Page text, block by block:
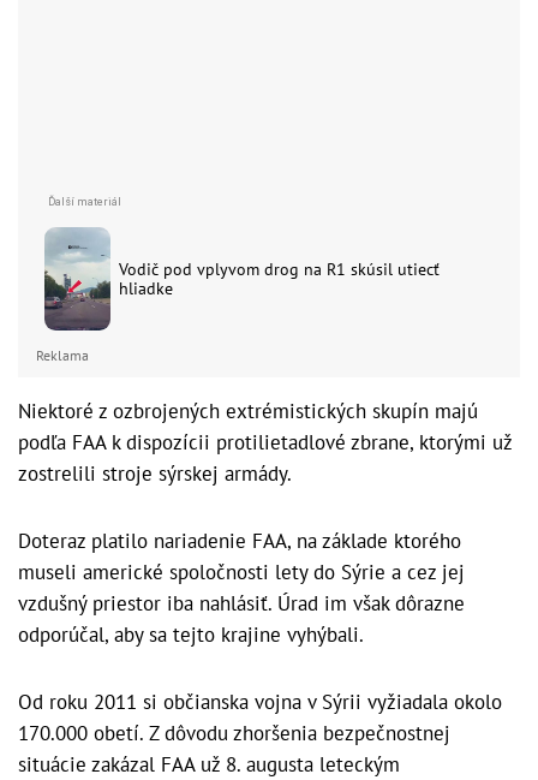
Vodič pod vplyvom drog na R1 skúsil utiecť
hliadke
Reklama
Niektoré z ozbrojených extrémistických skupín majú
podľa FAA k dispozícii protilietadlové zbrane, ktorými už
zostrelili stroje sýrskej armády.
Doteraz platilo nariadenie FAA, na základe ktorého
museli americké spoločnosti lety do Sýrie a cez jej
vzdušný priestor iba nahlásiť. Úrad im však dôrazne
odporúčal, aby sa tejto krajine vyhýbali.
Od roku 2011 si občianska vojna v Sýrii vyžiadala okolo
170.000 obetí. Z dôvodu zhoršenia bezpečnostnej
situácie zakázal FAA už 8. augusta leteckým